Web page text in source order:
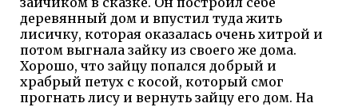
деревянный дом и впустил туда жить
лисичку, которая оказалась очень хитрой и
потом выгнала зайку из своего же дома.
Хорошо, что зайцу попался добрый и
храбрый петух с косой, который смог
прогнать лису и вернуть зайцу его дом. На